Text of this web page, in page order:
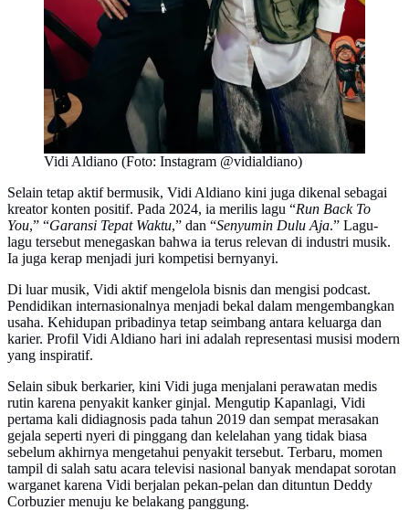
Vidi Aldiano (Foto: Instagram @vidialdiano)
Selain tetap aktif bermusik, Vidi Aldiano kini juga dikenal sebagai
kreator konten positif. Pada 2024, ia merilis lagu “Run Back To
You,” “Garansi Tepat Waktu,” dan “Senyumin Dulu Aja.” Lagu-
lagu tersebut menegaskan bahwa ia terus relevan di industri musik.
Ia juga kerap menjadi juri kompetisi bernyanyi.
Di luar musik, Vidi aktif mengelola bisnis dan mengisi podcast.
Pendidikan internasionalnya menjadi bekal dalam mengembangkan
usaha. Kehidupan pribadinya tetap seimbang antara keluarga dan
karier. Profil Vidi Aldiano hari ini adalah representasi musisi modern
yang inspiratif.
Selain sibuk berkarier, kini Vidi juga menjalani perawatan medis
rutin karena penyakit kanker ginjal. Mengutip Kapanlagi, Vidi
pertama kali didiagnosis pada tahun 2019 dan sempat merasakan
gejala seperti nyeri di pinggang dan kelelahan yang tidak biasa
sebelum akhirnya mengetahui penyakit tersebut. Terbaru, momen
tampil di salah satu acara televisi nasional banyak mendapat sorotan
warganet karena Vidi berjalan pekan-pelan dan dituntun Deddy
Corbuzier menuju ke belakang panggung.